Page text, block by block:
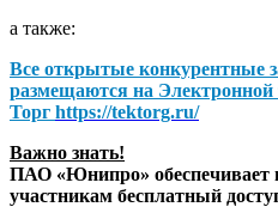
а также:
Все открытые конкурентные
размещаются на
Торг https://tektorg.ru/
Важно знать!
ПАО «Юнипро» обеспечивает
участникам бесплатный